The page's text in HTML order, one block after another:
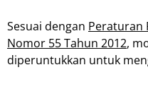
Sesuai dengan Peraturan
Nomor 55 Tahun 2012,
diperuntukkan untuk